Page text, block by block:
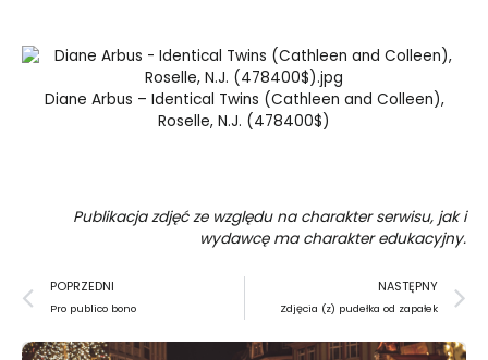
Diane Arbus – Identical Twins (Cathleen and Colleen),
Roselle, N.J. (478400$)
Publikacja zdjęć ze względu na charakter serwisu, jak i
wydawcę ma charakter edukacyjny.
Prev
POPRZEDNI
Pro publico bono
NASTĘPNY
Zdjęcia (z) pudełka od zapałek